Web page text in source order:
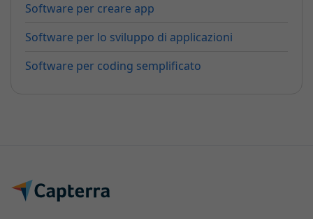
Software per creare app
Software per lo sviluppo di applicazioni
Software per coding semplificato